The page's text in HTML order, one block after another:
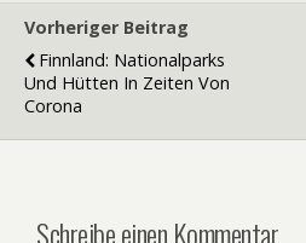
Vorheriger Beitrag
Finnland: Nationalparks
Und Hütten In Zeiten Von
Corona
Schreibe einen Kommentar